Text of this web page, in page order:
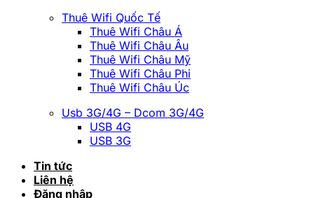
Thuê Wifi Quốc Tế
Thuê Wifi Châu Á
Thuê Wifi Châu Âu
Thuê Wifi Châu Mỹ
Thuê Wifi Châu Phi
Thuê Wifi Châu Úc
Usb 3G/4G – Dcom 3G/4G
USB 4G
USB 3G
Tin tức
Liên hệ
Đăng nhập